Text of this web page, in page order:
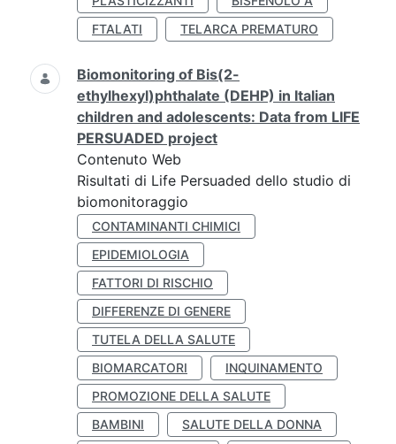
FTALATI
TELARCA PREMATURO
Biomonitoring of Bis(2-
ethylhexyl)phthalate (DEHP) in Italian
children and adolescents: Data from LIFE
PERSUADED project
Contenuto Web
Risultati di Life Persuaded dello studio di
biomonitoraggio
CONTAMINANTI CHIMICI
EPIDEMIOLOGIA
FATTORI DI RISCHIO
DIFFERENZE DI GENERE
TUTELA DELLA SALUTE
BIOMARCATORI
INQUINAMENTO
PROMOZIONE DELLA SALUTE
BAMBINI
SALUTE DELLA DONNA